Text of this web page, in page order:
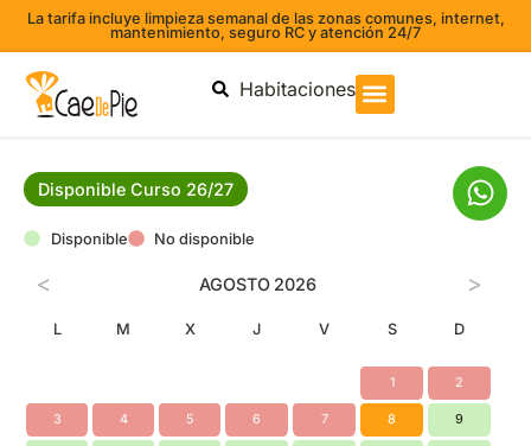
La tarifa incluye limpieza semanal de las zonas comunes, internet,
mantenimiento, seguro RC y atención 24/7
Habitaciones
Disponible Curso 26/27
Disponible No disponible
< AGOSTO 2026 >
L M X J V S D
1 2
3 4 5 6 7 8 9